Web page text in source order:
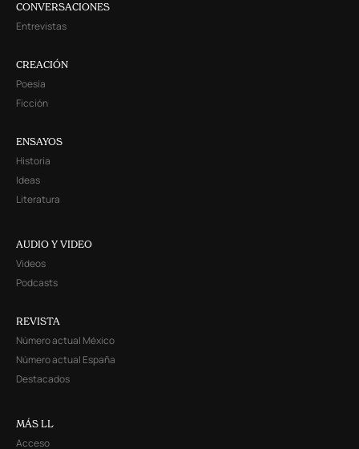
CONVERSACIONES
Entrevistas
CREACIÓN
Poesía
Ficción
ENSAYOS
Historia
Ideas
Literatura
AUDIO Y VIDEO
Videos
Podcasts
REVISTA
Número actual México
Número actual España
Destacados
MÁS LL
Acceso